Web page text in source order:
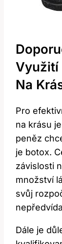
Využití
Na
Pro
na krásu
peněz
je botox.
závislosti
množství
svůj
Dále je